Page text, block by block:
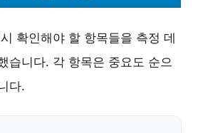
확인해야 할 항목들을 측정 데
습니다. 각 항목은 중요도 순으
다.